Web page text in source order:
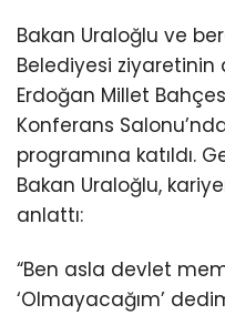
Bakan Uraloğlu ve
Belediyesi ziyaretinin
Erdoğan Millet
Konferans
programına katıldı.
Bakan Uraloğlu,
anlattı:
“Ben asla devlet
‘Olmayacağım’